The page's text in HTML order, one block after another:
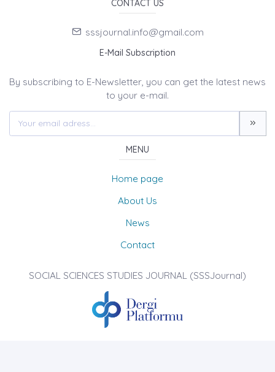
CONTACT US
sssjournal.info@gmail.com
E-Mail Subscription
By subscribing to E-Newsletter, you can get the latest news
to your e-mail.
MENU
Home page
About Us
News
Contact
SOCIAL SCIENCES STUDIES JOURNAL (SSSJournal)